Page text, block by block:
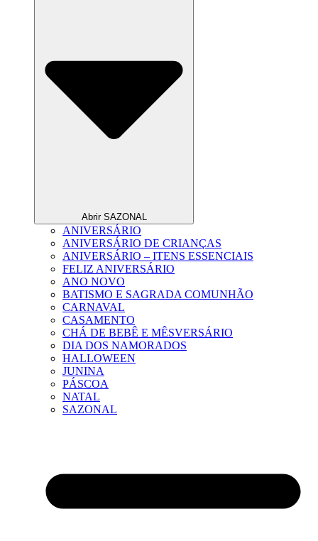
Abrir SAZONAL
ANIVERSÁRIO
ANIVERSÁRIO DE CRIANÇAS
ANIVERSÁRIO – ITENS ESSENCIAIS
FELIZ ANIVERSÁRIO
ANO NOVO
BATISMO E SAGRADA COMUNHÃO
CARNAVAL
CASAMENTO
CHÁ DE BEBÊ E MÊSVERSÁRIO
DIA DOS NAMORADOS
HALLOWEEN
JUNINA
PÁSCOA
NATAL
SAZONAL